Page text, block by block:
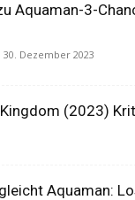
Aquaman-3-
30. Dezember 2023
(2023)
Aquaman: